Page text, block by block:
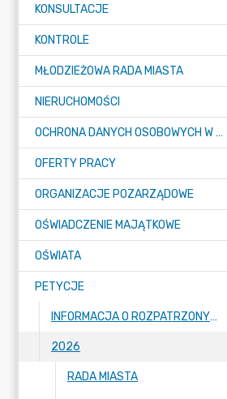
KONSULTACJE
KONTROLE
MŁODZIEŻOWA RADA MIASTA
NIERUCHOMOŚCI
OCHRONA DANYCH OSOBOWYCH W URZĘDZIE MIASTA ŻORY - RODO
OFERTY PRACY
ORGANIZACJE POZARZĄDOWE
OŚWIADCZENIE MAJĄTKOWE
OŚWIATA
PETYCJE
INFORMACJA O ROZPATRZONYCH PETYCJACH
2026
RADA MIASTA